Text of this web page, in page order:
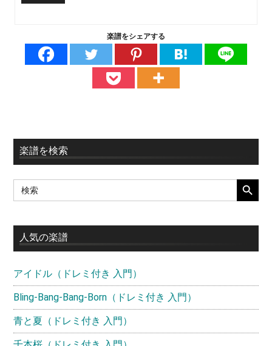
楽譜をシェアする
最
初
の
イ
ド
バ
ー
楽譜を検索
Search
for:
SEARCH
人気の楽譜
アイドル（ドレミ付き 入門）
Bling-Bang-Bang-Born（ドレミ付き 入門）
青と夏（ドレミ付き 入門）